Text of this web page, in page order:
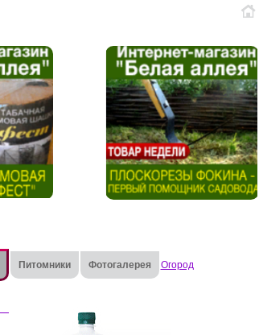
Питомники Фотогалерея Огород